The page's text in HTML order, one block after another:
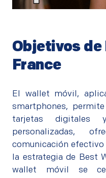
Objetivos de
France
El wallet móvil,
smartphones,
tarjetas digitales
personalizadas,
comunicación efectivo
la estrategia de Best
wallet móvil se